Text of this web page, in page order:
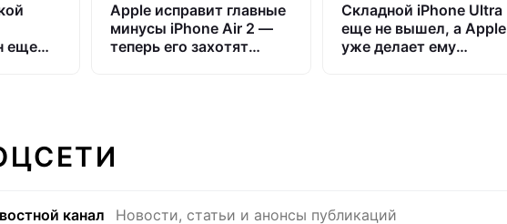
еще
Apple исправит главные
минусы iPhone Air 2 —
теперь его захотят
Складной iPhone Ultra
еще не вышел, а Apple
уже делает ему
канал Новости, статьи и анонсы публикаций